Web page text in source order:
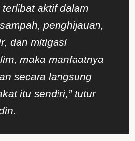
terlibat aktif dalam
penghijauan,
dan mitigasi
maka manfaatnya
secara langsung
itu sendiri,” tutur